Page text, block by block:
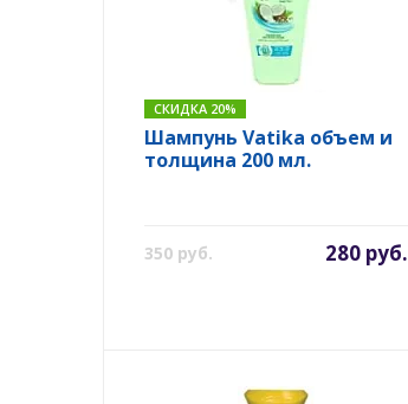
СКИДКА 20%
Шампунь Vatika объем и
толщина 200 мл.
350 руб. 280 руб.